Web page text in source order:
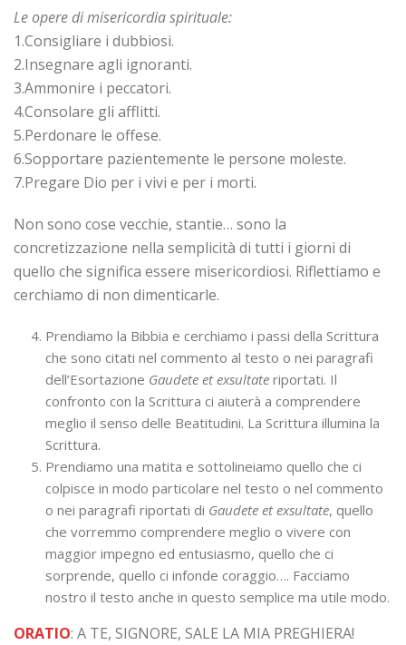
Le opere di misericordia spirituale:
1.Consigliare i dubbiosi.
2.Insegnare agli ignoranti.
3.Ammonire i peccatori.
4.Consolare gli afflitti.
5.Perdonare le offese.
6.Sopportare pazientemente le persone moleste.
7.Pregare Dio per i vivi e per i morti.
Non sono cose vecchie, stantie… sono la
concretizzazione nella semplicità di tutti i giorni di
quello che significa essere misericordiosi. Riflettiamo e
cerchiamo di non dimenticarle.
Prendiamo la Bibbia e cerchiamo i passi della Scrittura
che sono citati nel commento al testo o nei paragrafi
dell’Esortazione Gaudete et exsultate riportati. Il
confronto con la Scrittura ci aiuterà a comprendere
meglio il senso delle Beatitudini. La Scrittura illumina la
Scrittura.
Prendiamo una matita e sottolineiamo quello che ci
colpisce in modo particolare nel testo o nel commento
o nei paragrafi riportati di Gaudete et exsultate, quello
che vorremmo comprendere meglio o vivere con
maggior impegno ed entusiasmo, quello che ci
sorprende, quello ci infonde coraggio…. Facciamo
nostro il testo anche in questo semplice ma utile modo.
ORATIO: A TE, SIGNORE, SALE LA MIA PREGHIERA!